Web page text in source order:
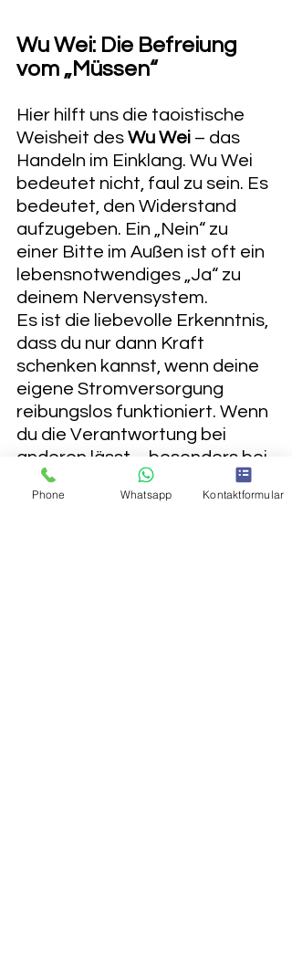
​Wu Wei: Die Befreiung
vom „Müssen“
​Hier hilft uns die taoistische
Weisheit des Wu Wei – das
Handeln im Einklang. Wu Wei
bedeutet nicht, faul zu sein. Es
bedeutet, den Widerstand
aufzugeben. Ein „Nein“ zu
einer Bitte im Außen ist oft ein
lebensnotwendiges „Ja“ zu
deinem Nervensystem.
​Es ist die liebevolle Erkenntnis,
dass du nur dann Kraft
schenken kannst, wenn deine
eigene Stromversorgung
reibungslos funktioniert. Wenn
du die Verantwortung bei
anderen lässt – besonders bei
Erwachsenen –, schenkst du
ihnen Vertrauen in ihre eigene
Phone Whatsapp Kontaktformular